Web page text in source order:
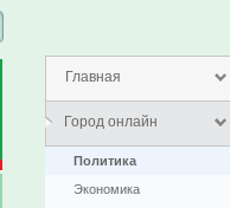
Главная
Город онлайн
Политика
Экономика